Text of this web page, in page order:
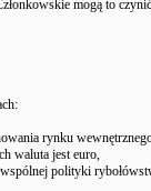
mogą to
rynku
waluta jest euro,
polityki